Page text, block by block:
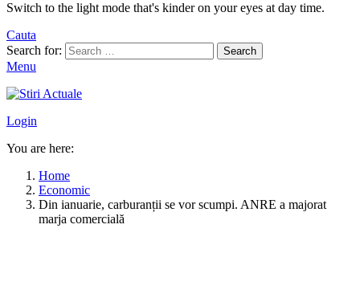
Switch to the light mode that's kinder on your eyes at day time.
Cauta
Search for:
Search
Menu
Login
You are here:
Home
Economic
Din ianuarie, carburanții se vor scumpi. ANRE a majorat
marja comercială